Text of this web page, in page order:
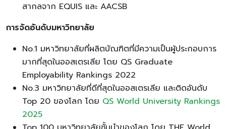
สากลจาก EQUIS และ AACSB
การจัดอันดับมหาวิทยาลัย
No.1 มหาวิทยาลัยที่ผลิตบัณฑิตที่มีความเป็นผู้ประกอบการ
มากที่สุดในออสเตรเลีย โดย QS Graduate
Employability Rankings 2022
No.3 มหาวิทยาลัยที่ดีที่สุดในออสเตรเลีย และติดอันดับ
Top 20 ของโลก โดย QS World University Rankings
2025